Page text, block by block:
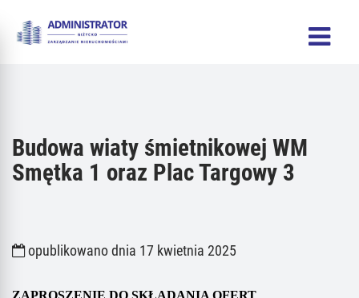
Budowa wiaty śmietnikowej WM
Smętka 1 oraz Plac Targowy 3
opublikowano dnia 17 kwietnia 2025
ZAPROSZENIE DO SKŁADANIA OFERT